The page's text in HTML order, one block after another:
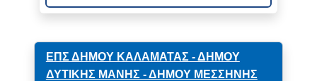
ΕΠΣ ΔΗΜΟΥ ΚΑΛΑΜΑΤΑΣ - ΔΗΜΟΥ
ΔΥΤΙΚΗΣ ΜΑΝΗΣ - ΔΗΜΟΥ ΜΕΣΣΗΝΗΣ